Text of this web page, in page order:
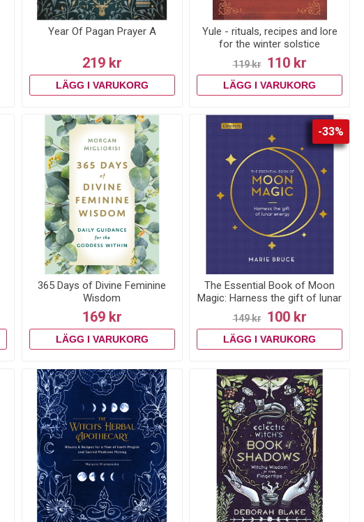
Year Of Pagan Prayer A
219 kr
Yule - rituals, recipes and lore
for the winter solstice
119 kr 110 kr
365 Days of Divine Feminine
Wisdom
169 kr
-33%
The Essential Book of Moon
Magic: Harness the gift of lunar
energy
149 kr 100 kr